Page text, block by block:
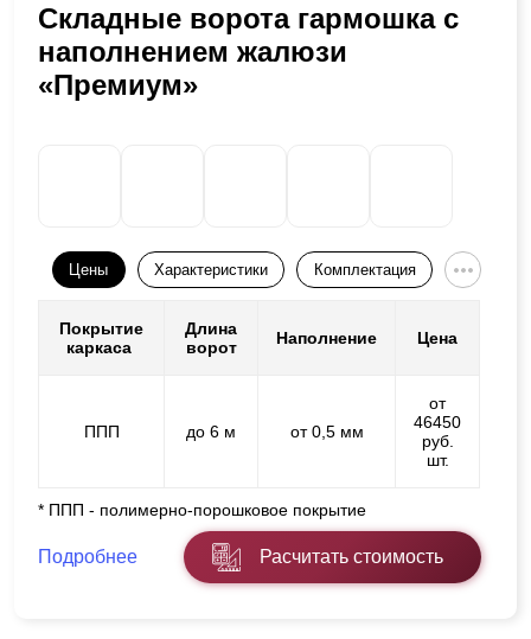
Складные ворота гармошка с
наполнением жалюзи
«Премиум»
Цены Характеристики Комплектация
Покрытие
каркаса
Длина
ворот
Наполнение Цена
ППП до 6 м от 0,5 мм
от
46450
руб.
шт.
* ППП - полимерно-порошковое покрытие
Подробнее Расчитать стоимость